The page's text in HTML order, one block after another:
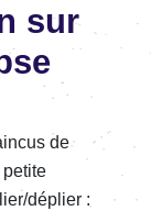
sur
de
déplier :